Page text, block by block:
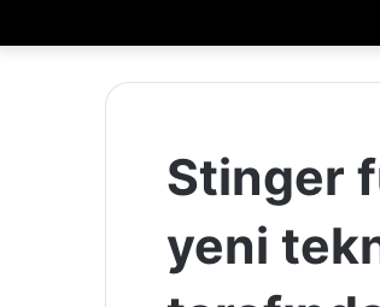
Stinger
yeni